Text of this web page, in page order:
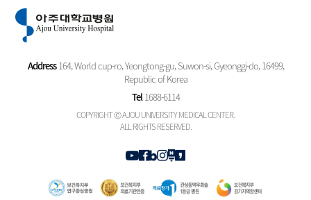
Address164, World cup-ro, Yeongtong-gu, Suwon-si, Gyeonggi-do, 16499,
Republic of Korea
Tel1688-6114
COPYRIGHT Ⓒ AJOU UNIVERSITY MEDICAL CENTER.
ALL RIGHTS RESERVED.